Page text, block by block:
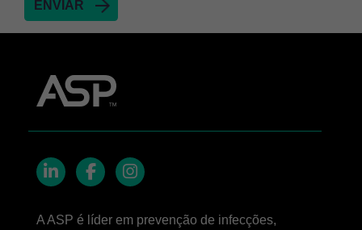
A ASP é líder em prevenção de infecções,